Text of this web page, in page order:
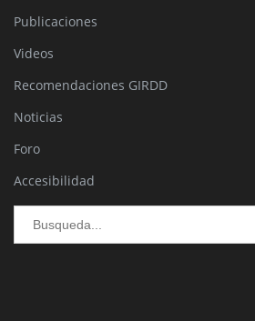
Publicaciones
Videos
Recomendaciones GIRDD
Noticias
Foro
Accesibilidad